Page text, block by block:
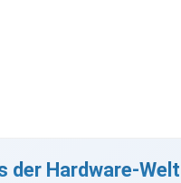
der Hardware-Welt